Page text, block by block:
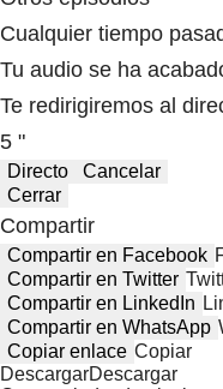
Cualquier tiempo
Tu audio se ha
Te redirigiremos al
5 "
Directo
Cancelar
Cerrar
Compartir
Compartir en Facebook
Compartir en Twitter
Compartir en LinkedIn
Compartir en WhatsApp
Copiar enlace Copiar
DescargarDescargar